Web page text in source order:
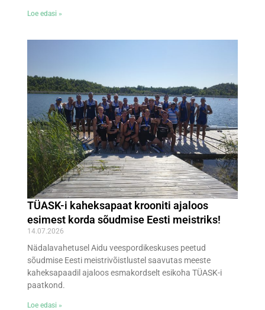
Loe edasi »
TÜASK-i kaheksapaat krooniti ajaloos
esimest korda sõudmise Eesti meistriks!
14.07.2026
Nädalavahetusel Aidu veespordikeskuses peetud
sõudmise Eesti meistrivõistlustel saavutas meeste
kaheksapaadil ajaloos esmakordselt esikoha TÜASK-i
paatkond.
Loe edasi »